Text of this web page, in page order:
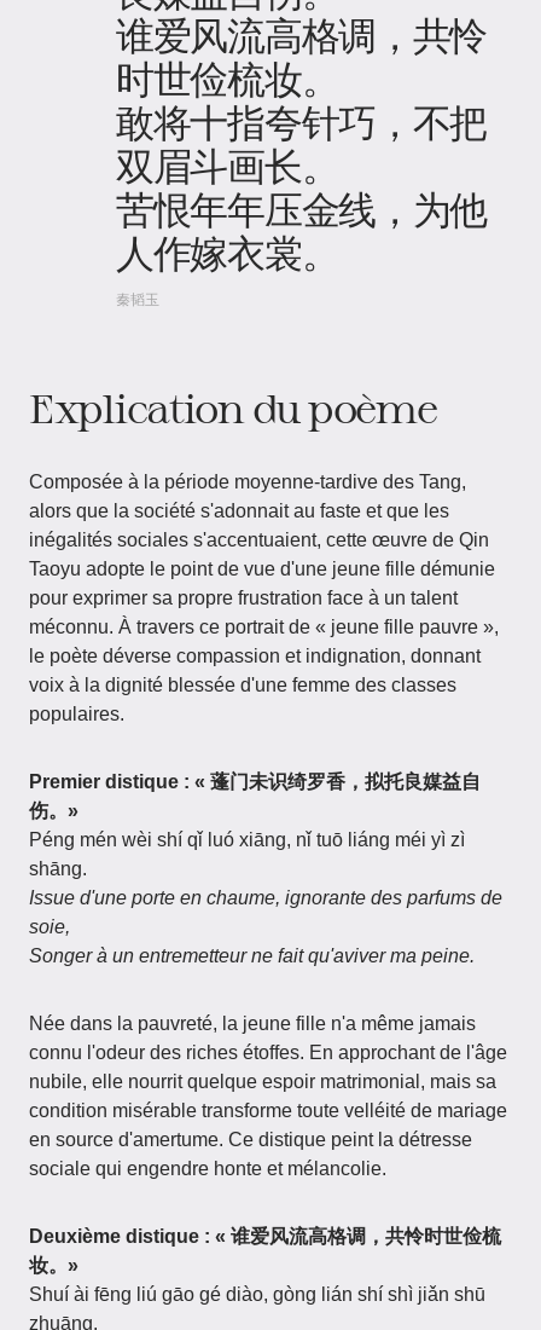
谁爱风流高格调，共怜
时世俭梳妆。
敢将十指夸针巧，不把
双眉斗画长。
苦恨年年压金线，为他
人作嫁衣裳。
秦韬玉
Explication du poème
Composée à la période moyenne-tardive des Tang,
alors que la société s'adonnait au faste et que les
inégalités sociales s'accentuaient, cette œuvre de Qin
Taoyu adopte le point de vue d'une jeune fille démunie
pour exprimer sa propre frustration face à un talent
méconnu. À travers ce portrait de « jeune fille pauvre »,
le poète déverse compassion et indignation, donnant
voix à la dignité blessée d'une femme des classes
populaires.
Premier distique : « 蓬门未识绮罗香，拟托良媒益自
伤。»
Péng mén wèi shí qǐ luó xiāng, nǐ tuō liáng méi yì zì
shāng.
Issue d'une porte en chaume, ignorante des parfums de
soie,
Songer à un entremetteur ne fait qu'aviver ma peine.
Née dans la pauvreté, la jeune fille n'a même jamais
connu l'odeur des riches étoffes. En approchant de l'âge
nubile, elle nourrit quelque espoir matrimonial, mais sa
condition misérable transforme toute velléité de mariage
en source d'amertume. Ce distique peint la détresse
sociale qui engendre honte et mélancolie.
Deuxième distique : « 谁爱风流高格调，共怜时世俭梳
妆。»
Shuí ài fēng liú gāo gé diào, gòng lián shí shì jiǎn shū
zhuāng.